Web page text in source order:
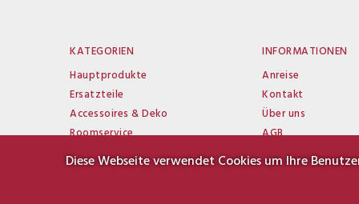
Diese Webseite verwendet Cookies um Ihre
KATEGORIEN
Hauptprodukte
Ersatzteile
Accessoires & Deko
Roomservice
Wellness
Neuigkeiten
INFORMATIONEN
Anreise
Kontakt
Über uns
AGB
Impressum
Datenschutz